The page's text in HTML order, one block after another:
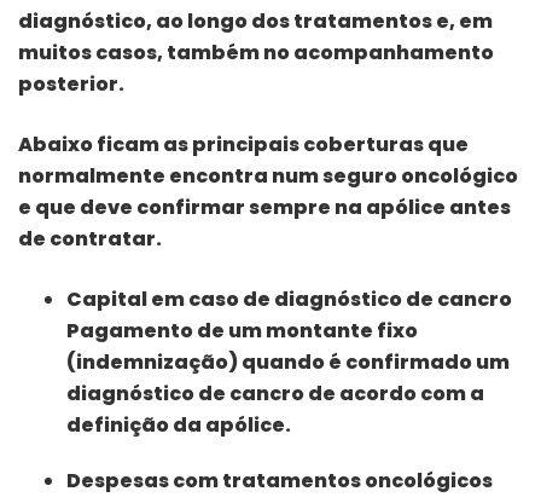
diagnóstico, ao longo dos tratamentos e, em
muitos casos, também no acompanhamento
posterior.
Abaixo ficam as principais coberturas que
normalmente encontra num seguro oncológico
e que deve confirmar sempre na apólice antes
de contratar.
Capital em caso de diagnóstico de cancro
Pagamento de um montante fixo
(indemnização) quando é confirmado um
diagnóstico de cancro de acordo com a
definição da apólice.
Despesas com tratamentos oncológicos